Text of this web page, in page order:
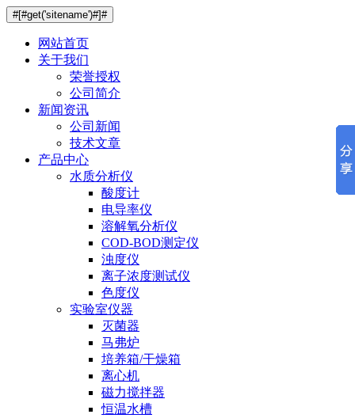
#[#get('sitename')#]#
网站首页
关于我们
荣誉授权
公司简介
新闻资讯
公司新闻
技术文章
产品中心
水质分析仪
酸度计
电导率仪
溶解氧分析仪
COD-BOD测定仪
浊度仪
离子浓度测试仪
色度仪
实验室仪器
灭菌器
马弗炉
培养箱/干燥箱
离心机
磁力搅拌器
恒温水槽